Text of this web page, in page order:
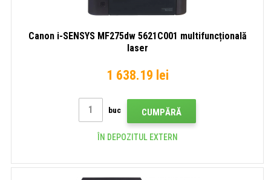
Canon i-SENSYS MF275dw 5621C001 multifuncțională
laser
1 638.19 lei
buc CUMPĂRĂ
ÎN DEPOZITUL EXTERN